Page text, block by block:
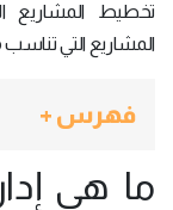
تخطيط المشاريع
المشاريع التي
فهرس +
ما هي